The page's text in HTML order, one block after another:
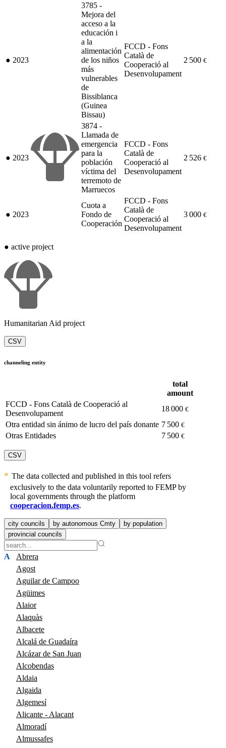
● 2023
3785 -
Mejora del
acceso a la
educación i
a la
alimentación
de los niños
más
vulnerables
de
Bissiblanca
(Guinea
Bissau)
FCCD - Fons
Català de
Cooperació al
Desenvolupament
2 500 €
● 2023
3874 -
Llamada de
emergencia
para la
población
víctima del
terremoto de
Marruecos
FCCD - Fons
Català de
Cooperació al
Desenvolupament
2 526 €
● 2023
Cuota a
Fondo de
Cooperación
FCCD - Fons
Català de
Cooperació al
Desenvolupament
3 000 €
● active project
Humanitarian Aid project
CSV
channeling entity
total
amount
FCCD - Fons Català de Cooperació al
Desenvolupament
18 000 €
Otra entidad sin ánimo de lucro del país donante 7 500 €
Otras Entidades 7 500 €
CSV
The data collected and published in this tool refers
exclusively to the data voluntarily reported to FEMP by
local governments through the platform
cooperacion.femp.es.
city councils by autonomous Cmty
by population
provincial councils
A
Abrera
Agost
Aguilar de Campoo
Agüimes
Alaior
Alaquàs
Albacete
Alcalá de Guadaíra
Alcázar de San Juan
Alcobendas
Aldaia
Algaida
Algemesí
Alicante - Alacant
Almoradí
Almussafes